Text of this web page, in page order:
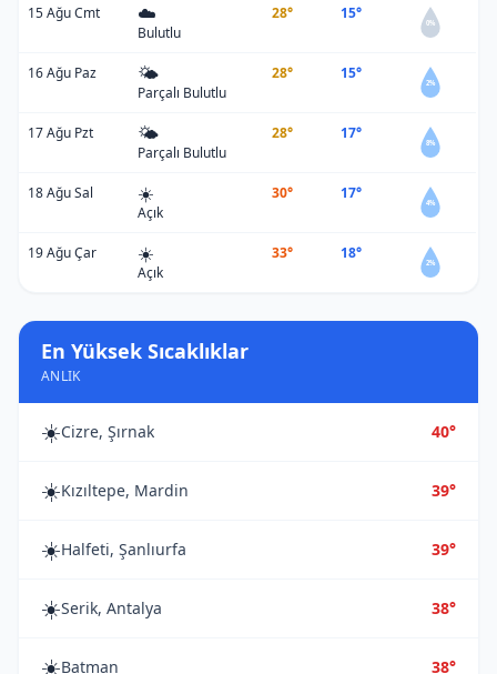
15 Ağu Cmt ☁️
Bulutlu
28° 15°
0%
16 Ağu Paz 🌤️
Parçalı Bulutlu
28° 15°
2%
17 Ağu Pzt 🌤️
Parçalı Bulutlu
28° 17°
8%
18 Ağu Sal ☀️
Açık
30° 17°
4%
19 Ağu Çar ☀️
Açık
33° 18°
2%
En Yüksek Sıcaklıklar
ANLIK
☀️Cizre, Şırnak 40°
☀️Kızıltepe, Mardin 39°
☀️Halfeti, Şanlıurfa 39°
☀️Serik, Antalya 38°
☀️Batman 38°